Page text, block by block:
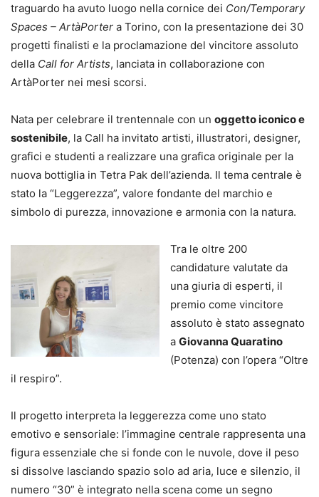
traguardo ha avuto luogo nella cornice dei Con/Temporary
Spaces – ArtàPorter a Torino, con la presentazione dei 30
progetti finalisti e la proclamazione del vincitore assoluto
della Call for Artists, lanciata in collaborazione con
ArtàPorter nei mesi scorsi.
Nata per celebrare il trentennale con un oggetto iconico e
sostenibile, la Call ha invitato artisti, illustratori, designer,
grafici e studenti a realizzare una grafica originale per la
nuova bottiglia in Tetra Pak dell’azienda. Il tema centrale è
stato la “Leggerezza”, valore fondante del marchio e
simbolo di purezza, innovazione e armonia con la natura.
Tra le oltre 200
candidature valutate da
una giuria di esperti, il
premio come vincitore
assoluto è stato assegnato
a Giovanna Quaratino
(Potenza) con l’opera “Oltre
il respiro”.
Il progetto interpreta la leggerezza come uno stato
emotivo e sensoriale: l’immagine centrale rappresenta una
figura essenziale che si fonde con le nuvole, dove il peso
si dissolve lasciando spazio solo ad aria, luce e silenzio, il
numero “30” è integrato nella scena come un segno